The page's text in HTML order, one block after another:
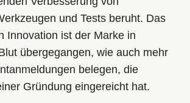
und Tests beruht. Das
Innovation ist der Marke in
übergegangen, wie auch mehr
belegen, die
Gründung eingereicht hat.